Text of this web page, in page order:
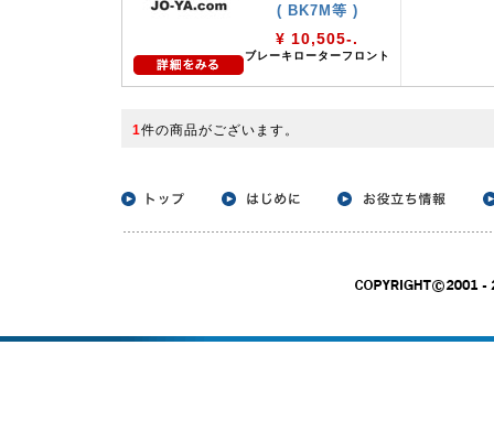
( BK7M等 )
¥ 10,505-.
ブレーキローターフロント
1件の商品がございます。